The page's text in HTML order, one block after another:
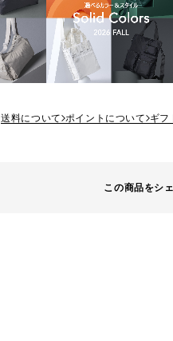
送料について ポイントについて ギフ
この商品をシ